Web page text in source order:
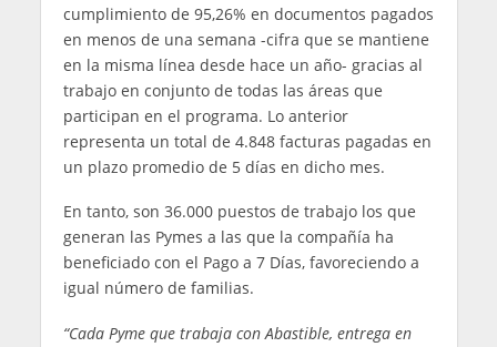
cumplimiento de 95,26% en documentos pagados
en menos de una semana -cifra que se mantiene
en la misma línea desde hace un año- gracias al
trabajo en conjunto de todas las áreas que
participan en el programa. Lo anterior
representa un total de 4.848 facturas pagadas en
un plazo promedio de 5 días en dicho mes.
En tanto, son 36.000 puestos de trabajo los que
generan las Pymes a las que la compañía ha
beneficiado con el Pago a 7 Días, favoreciendo a
igual número de familias.
“Cada Pymeque trabaja con Abastible, entrega en